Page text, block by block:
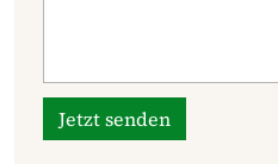
Jetzt senden